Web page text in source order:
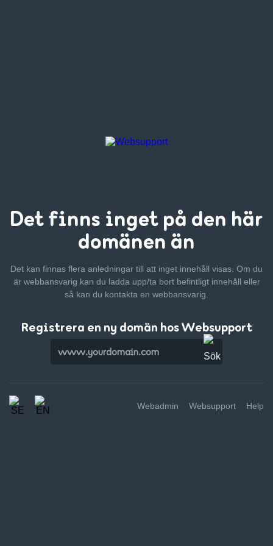
Det finns inget på den här
domänen än
Det kan finnas flera anledningar till att inget innehåll visas. Om du
är webbansvarig kan du ladda upp/ta bort befintligt innehåll eller
så kan du kontakta en webbansvarig.
Registrera en ny domän hos Websupport
Webadmin Websupport Help